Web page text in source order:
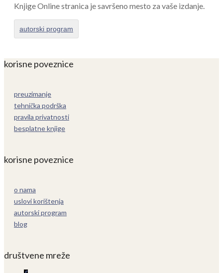
Knjige Online stranica je savršeno mesto za vaše izdanje.
autorski program
korisne poveznice
preuzimanje
tehnička podrška
pravila privatnosti
besplatne knjige
korisne poveznice
o nama
uslovi korištenja
autorski program
blog
društvene mreže